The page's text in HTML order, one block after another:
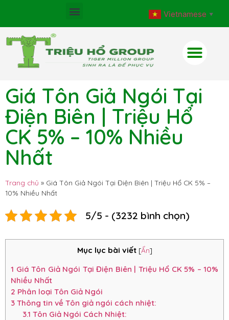
Vietnamese ▼
Giá Tôn Giả Ngói Tại
Điện Biên | Triệu Hổ
CK 5% – 10% Nhiều
Nhất
Trang chủ » Giá Tôn Giả Ngói Tại Điện Biên | Triệu Hổ CK 5% –
10% Nhiều Nhất
5/5 - (3232 bình chọn)
Mục lục bài viết [Ẩn]
1 Giá Tôn Giả Ngói Tại Điện Biên | Triệu Hổ CK 5% – 10%
Nhiều Nhất
2 Phân loại Tôn Giả Ngói
3 Thông tin về Tôn giả ngói cách nhiệt:
3.1 Tôn Giả Ngói Cách Nhiệt: